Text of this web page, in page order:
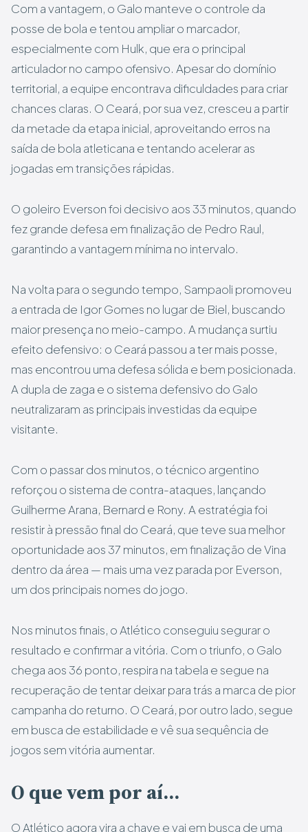
Com a vantagem, o Galo manteve o controle da
posse de bola e tentou ampliar o marcador,
especialmente com Hulk, que era o principal
articulador no campo ofensivo. Apesar do domínio
territorial, a equipe encontrava dificuldades para criar
chances claras. O Ceará, por sua vez, cresceu a partir
da metade da etapa inicial, aproveitando erros na
saída de bola atleticana e tentando acelerar as
jogadas em transições rápidas.
O goleiro Everson foi decisivo aos 33 minutos, quando
fez grande defesa em finalização de Pedro Raul,
garantindo a vantagem mínima no intervalo.
Na volta para o segundo tempo, Sampaoli promoveu
a entrada de Igor Gomes no lugar de Biel, buscando
maior presença no meio-campo. A mudança surtiu
efeito defensivo: o Ceará passou a ter mais posse,
mas encontrou uma defesa sólida e bem posicionada.
A dupla de zaga e o sistema defensivo do Galo
neutralizaram as principais investidas da equipe
visitante.
Com o passar dos minutos, o técnico argentino
reforçou o sistema de contra-ataques, lançando
Guilherme Arana, Bernard e Rony. A estratégia foi
resistir à pressão final do Ceará, que teve sua melhor
oportunidade aos 37 minutos, em finalização de Vina
dentro da área — mais uma vez parada por Everson,
um dos principais nomes do jogo.
Nos minutos finais, o Atlético conseguiu segurar o
resultado e confirmar a vitória. Com o triunfo, o Galo
chega aos 36 ponto, respira na tabela e segue na
recuperação de tentar deixar para trás a marca de pior
campanha do returno. O Ceará, por outro lado, segue
em busca de estabilidade e vê sua sequência de
jogos sem vitória aumentar.
O que vem por aí…
O Atlético agora vira a chave e vai em busca de uma